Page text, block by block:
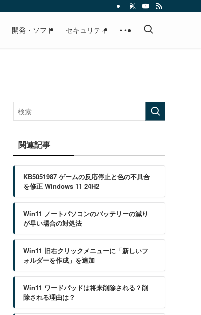
開発・ソフト セキュリティ • • •
関連記事
KB5051987 ゲームの反応停止と色の不具合
を修正 Windows 11 24H2
Win11 ノートパソコンのバッテリーの減り
が早い場合の対処法
Win11 旧右クリックメニューに「新しいフ
ォルダーを作成」を追加
Win11 ワードパッドは将来削除される？削
除される理由は？